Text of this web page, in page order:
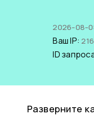
2026-08-
Ваш IP:
ID
Разверните